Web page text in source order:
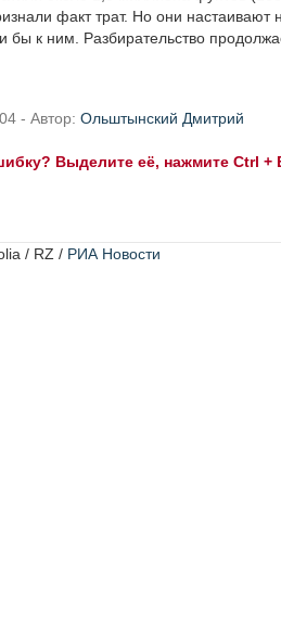
факт трат. Но они настаивают
бы к ним. Разбирательство
- Автор: Ольштынский Дмитрий
Выделите её, нажмите Ctrl +
/ RZ / РИА Новости